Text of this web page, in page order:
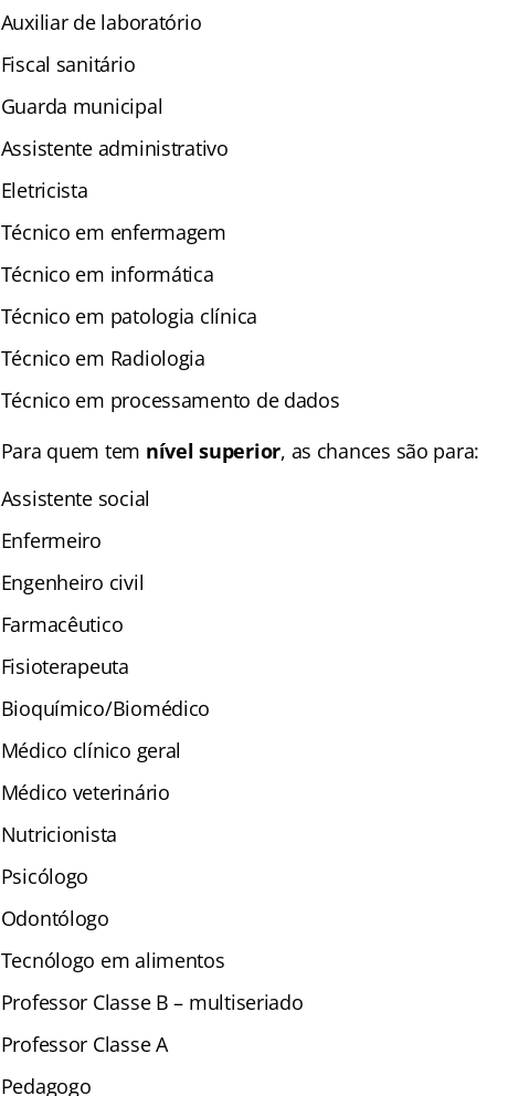
Auxiliar de laboratório
Fiscal sanitário
Guarda municipal
Assistente administrativo
Eletricista
Técnico em enfermagem
Técnico em informática
Técnico em patologia clínica
Técnico em Radiologia
Técnico em processamento de dados
Para quem tem nível superior, as chances são para:
Assistente social
Enfermeiro
Engenheiro civil
Farmacêutico
Fisioterapeuta
Bioquímico/Biomédico
Médico clínico geral
Médico veterinário
Nutricionista
Psicólogo
Odontólogo
Tecnólogo em alimentos
Professor Classe B – multiseriado
Professor Classe A
Pedagogo